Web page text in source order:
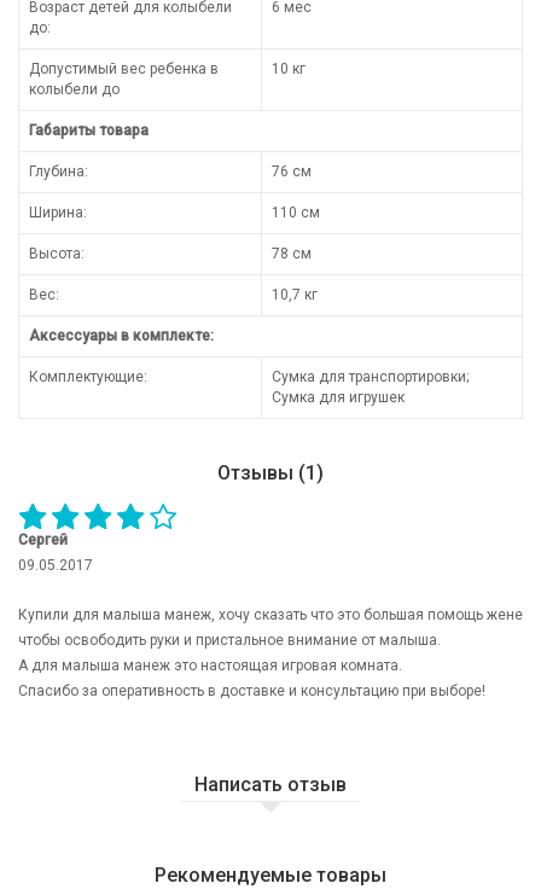
Возраст детей для колыбели
до:
6 мес
Допустимый вес ребенка в
колыбели до
10 кг
Габариты товара
Глубина: 76 см
Ширина: 110 см
Высота: 78 см
Вес: 10,7 кг
Аксессуары в комплекте:
Комплектующие:
Сумка для транспортировки;
Сумка для игрушек
Отзывы (1)
Сергей
09.05.2017
Купили для малыша манеж, хочу сказать что это большая помощь жене
чтобы освободить руки и пристальное внимание от малыша.
А для малыша манеж это настоящая игровая комната.
Спасибо за оперативность в доставке и консультацию при выборе!
Написать отзыв
Рекомендуемые товары